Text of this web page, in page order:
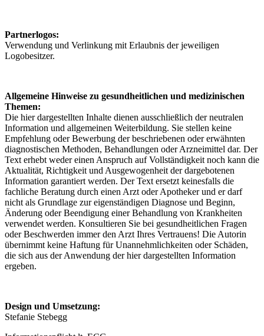
Partnerlogos:
Verwendung und Verlinkung mit Erlaubnis der jeweiligen
Logobesitzer.
Allgemeine Hinweise zu gesundheitlichen und medizinischen
Themen:
Die hier dargestellten Inhalte dienen ausschließlich der neutralen
Information und allgemeinen Weiterbildung. Sie stellen keine
Empfehlung oder Bewerbung der beschriebenen oder erwähnten
diagnostischen Methoden, Behandlungen oder Arzneimittel dar. Der
Text erhebt weder einen Anspruch auf Vollständigkeit noch kann die
Aktualität, Richtigkeit und Ausgewogenheit der dargebotenen
Information garantiert werden. Der Text ersetzt keinesfalls die
fachliche Beratung durch einen Arzt oder Apotheker und er darf
nicht als Grundlage zur eigenständigen Diagnose und Beginn,
Änderung oder Beendigung einer Behandlung von Krankheiten
verwendet werden. Konsultieren Sie bei gesundheitlichen Fragen
oder Beschwerden immer den Arzt Ihres Vertrauens! Die Autorin
übernimmt keine Haftung für Unannehmlichkeiten oder Schäden,
die sich aus der Anwendung der hier dargestellten Information
ergeben.
Design und Umsetzung:
Stefanie Stebegg